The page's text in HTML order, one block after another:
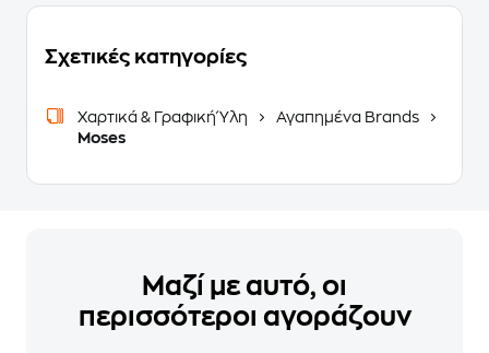
Σχετικές κατηγορίες
Χαρτικά & Γραφική Ύλη
Αγαπημένα Brands
Moses
Μαζί με αυτό, οι
περισσότεροι αγοράζουν